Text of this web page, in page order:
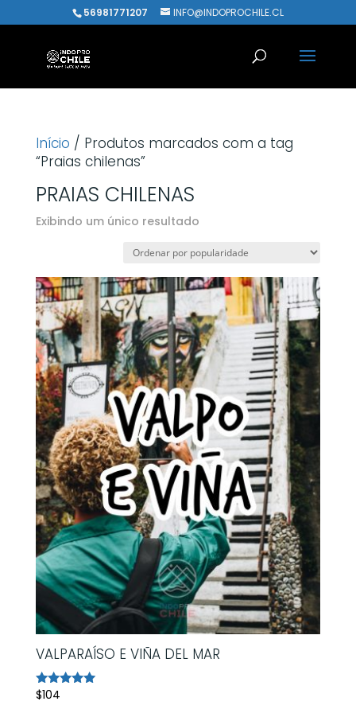
56981771207 INFO@INDOPROCHILE.CL
Início / Produtos marcados com a tag
“Praias chilenas”
PRAIAS CHILENAS
Exibindo um único resultado
VALPARAÍSO E VIÑA DEL MAR
Avaliação
$104